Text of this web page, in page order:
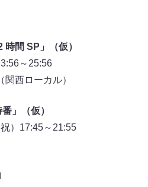
間 SP」（仮）
～25:56
西ローカル）
」（仮）
）17:45～21:55